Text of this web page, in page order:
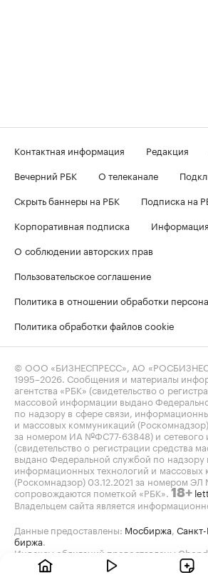
Контактная информация Редакция
Вечерний РБК
О телеканале
Скрыть баннеры на РБК
Подписка на
Корпоративная подписка
О соблюдении авторских прав
Пользовательское соглашение
Политика в отношении обработки
Политика обработки файлов cookie
© ООО «БИЗНЕСПРЕСС», АО
1995–2026 . Сообщения и материалы
агентства «РБК» (свидетельство о
массовой информации выдано
по надзору в сфере связи,
и массовых коммуникаций
за номером ИА №ФС77-63848) и сетевого
(свидетельство о регистрации средства
выдано Федеральной службой по надзору
информационных технологий и массовых
(Роскомнадзор) 03.12.2021 за номером
сопровождаются пометкой «РБК». 18+
Владельцем сайта является
Данные предоставлены: Мосбиржа
биржа
Индексы облигаций предоставлены